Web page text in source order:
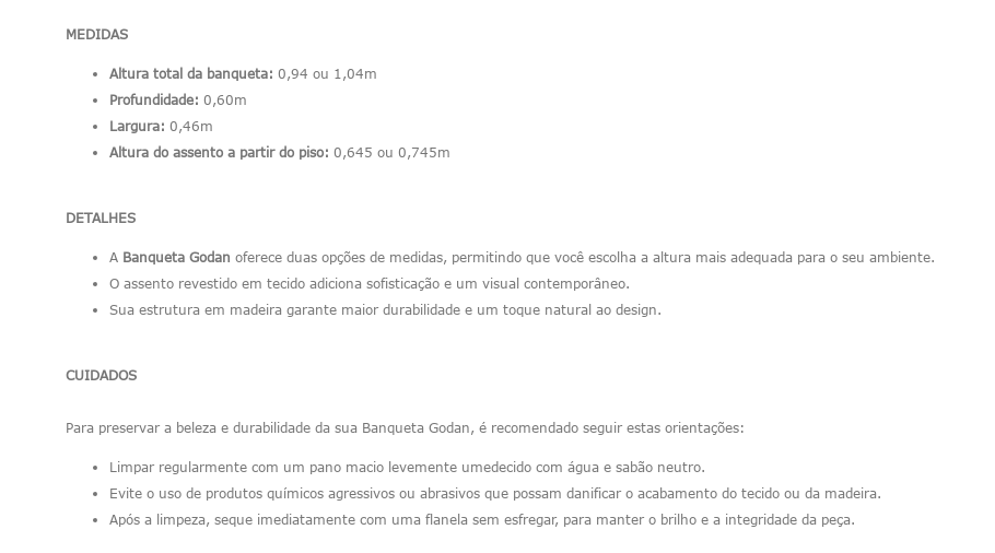
MEDIDAS
Altura total da banqueta: 0,94 ou 1,04m
Profundidade: 0,60m
Largura: 0,46m
Altura do assento a partir do piso: 0,645 ou 0,745m
DETALHES
A Banqueta Godan oferece duas opções de medidas, permitindo que você escolha a altura mais adequada para o seu ambiente.
O assento revestido em tecido adiciona sofisticação e um visual contemporâneo.
Sua estrutura em madeira garante maior durabilidade e um toque natural ao design.
CUIDADOS
Para preservar a beleza e durabilidade da sua Banqueta Godan, é recomendado seguir estas orientações:
Limpar regularmente com um pano macio levemente umedecido com água e sabão neutro.
Evite o uso de produtos químicos agressivos ou abrasivos que possam danificar o acabamento do tecido ou da madeira.
Após a limpeza, seque imediatamente com uma flanela sem esfregar, para manter o brilho e a integridade da peça.